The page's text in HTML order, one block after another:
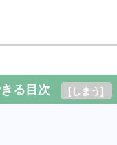
る目次 [ しまう]